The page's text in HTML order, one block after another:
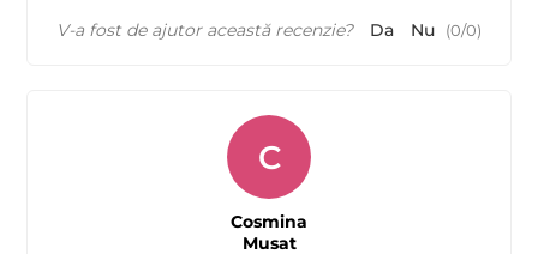
V-a fost de ajutor această recenzie? Da Nu (0/0)
C
Cosmina
Musat